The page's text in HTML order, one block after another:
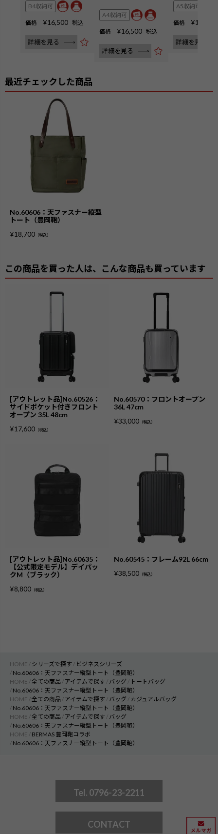
B4収納可
価格 ¥16,500 税込
詳細を見る
A4収納可
価格 ¥16,500 税込
詳細を見る
A5収納可
価格 ¥14,300
詳細を見る
最近チェックした商品
No.60606：天ファスナー縦型
トート（豊岡鞄）
¥18,700 （税込）
この商品を買った人は、こんな商品も買っています
[アウトレット品]No.60526：
サイドポケット付きフロント
オープン 35L 48cm
¥17,600 （税込）
No.60570：フロントオープン
36L 47cm
¥33,000 （税込）
[アウトレット品]No.60635：
【公式限定モデル】デイパッ
クM（ブラック）
¥8,800 （税込）
No.60545：フレーム92L 66cm
¥38,500 （税込）
HOME シリーズで探す
ビジネスシリーズ
No.60606：天ファスナー縦型トート（豊岡鞄）
HOME 全ての商品 アイテムで探す バッグ
トートバッグ
No.60606：天ファスナー縦型トート（豊岡鞄）
HOME 全ての商品 アイテムで探す バッグ
カジュアルバッグ
No.60606：天ファスナー縦型トート（豊岡鞄）
HOME 全ての商品 アイテムで探す バッグ
No.60606：天ファスナー縦型トート（豊岡鞄）
HOME
BERMAS 豊岡鞄コラボ
No.60606：天ファスナー縦型トート（豊岡鞄）
Tel. 0796-23-2211
CONTACT